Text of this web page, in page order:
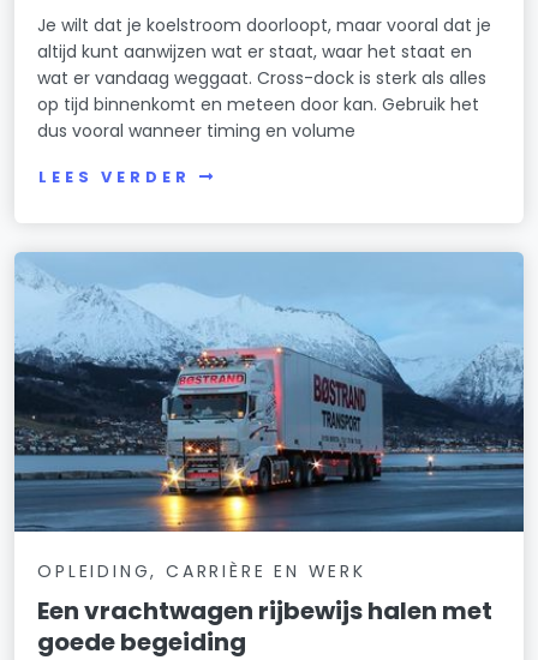
Je wilt dat je koelstroom doorloopt, maar vooral dat je
altijd kunt aanwijzen wat er staat, waar het staat en
wat er vandaag weggaat. Cross-dock is sterk als alles
op tijd binnenkomt en meteen door kan. Gebruik het
dus vooral wanneer timing en volume
LEES VERDER
OPLEIDING, CARRIÈRE EN WERK
Een vrachtwagen rijbewijs halen met
goede begeiding